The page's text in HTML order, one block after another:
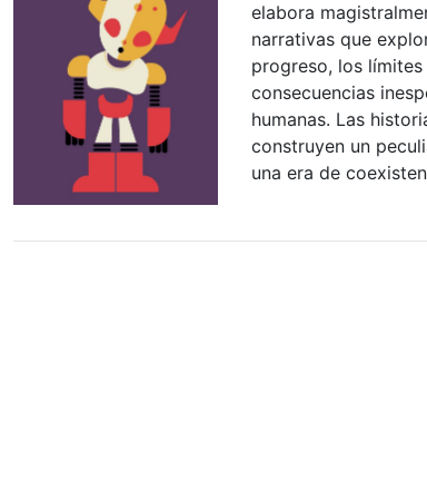
elabora
narrativas que
progreso, los
consecuencias
humanas. Las
construyen un
una era de